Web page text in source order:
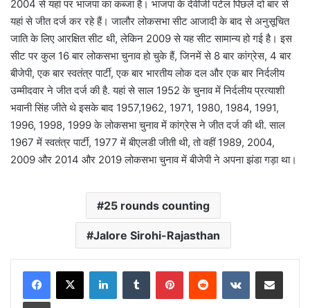
2004 से यहां पर भाजपा का कब्जा है। भाजपा के देवीजी पटेल पिछले दो बार से
यहां से जीत दर्ज कर रहे हैं। जालौर लोकसभा सीट आजादी के बाद से अनुसूचित
जाति के लिए आरक्षित सीट थी, लेकिन 2009 से यह सीट सामान्य हो गई है। इस
सीट पर कुल 16 बार लोकसभा चुनाव हो चुके हैं, जिनमें से 8 बार कांग्रेस, 4 बार
बीजेपी, एक बार स्वतंत्र पार्टी, एक बार भारतीय लोक दल और एक बार निर्दलीय
उम्मीदवार ने जीत दर्ज की है. यहां से साल 1952 के चुनाव में निर्दलीय प्रत्याशी
भवानी सिंह जीते थे इसके बाद 1957,1962, 1971, 1980, 1984, 1991,
1996, 1998, 1999 के लोकसभा चुनाव में कांग्रेस ने जीत दर्ज की थी. साल
1967 में स्वतंत्र पार्टी, 1977 में बीएलडी जीती थी, तो वहीं 1989, 2004,
2009 और 2014 और 2019 लोकसभा चुनाव में बीजेपी ने अपना झंडा गड़ा था।
25 rounds counting
Jalore Sirohi-Rajasthan
LinkedInTumblr PinterestReddit VKontakteShare via Email
Print